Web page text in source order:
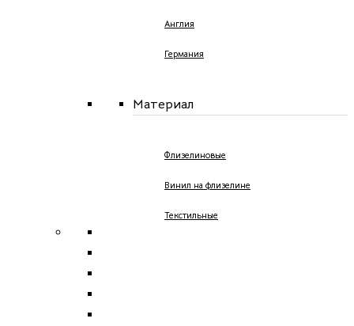
Англия
Германия
Материал
Флизелиновые
Винил на флизелине
Текстильные